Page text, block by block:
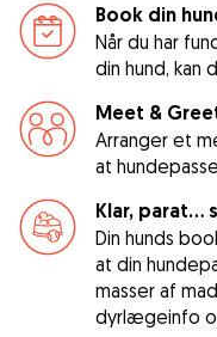
Book din
Når du har
din hund, kan
Meet &
Arranger et
at
Klar, parat...
Din hunds
at din
masser af
dyrlægeinfo